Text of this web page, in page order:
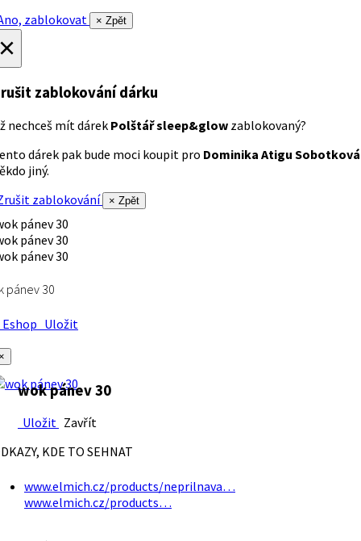
zablokovat
× Zpět
zablokování dárku
nechceš mít dárek Polštář sleep&glow zablokovaný?
dárek pak bude moci koupit pro Dominika Atigu Sobotková
jiný.
zablokování
× Zpět
pánev 30
Uložit
wok pánev 30
Uložit Zavřít
KDE TO SEHNAT
www.elmich.cz/products/neprilnava…
www.elmich.cz/products…